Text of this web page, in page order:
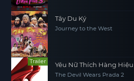
Tây Du Ký
Journey to the West
Trailer Yêu Nữ Thích Hàng Hiệu
The Devil Wears Prada 2